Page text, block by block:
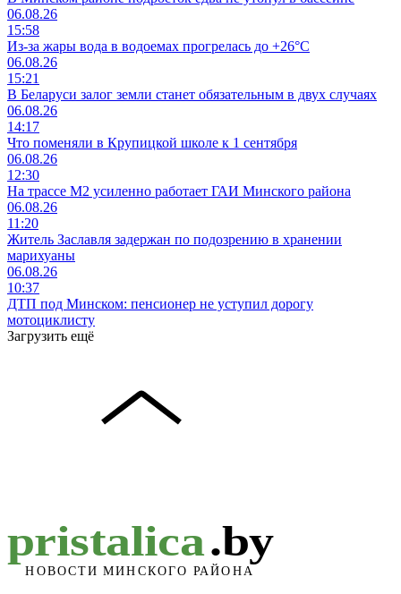
06.08.26
15:58
Из-за жары вода в водоемах прогрелась до +26°C
06.08.26
15:21
В Беларуси залог земли станет обязательным в двух случаях
06.08.26
14:17
Что поменяли в Крупицкой школе к 1 сентября
06.08.26
12:30
На трассе М2 усиленно работает ГАИ Минского района
06.08.26
11:20
Житель Заславля задержан по подозрению в хранении
марихуаны
06.08.26
10:37
ДТП под Минском: пенсионер не уступил дорогу
мотоциклисту
Загрузить ещё